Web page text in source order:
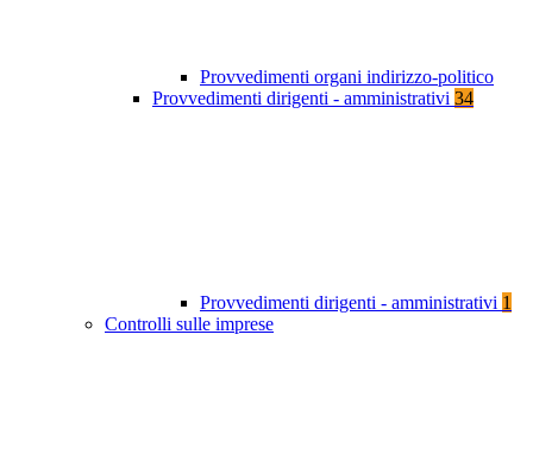
Provvedimenti organi indirizzo-politico
Provvedimenti dirigenti - amministrativi 34
Provvedimenti dirigenti - amministrativi 1
Controlli sulle imprese